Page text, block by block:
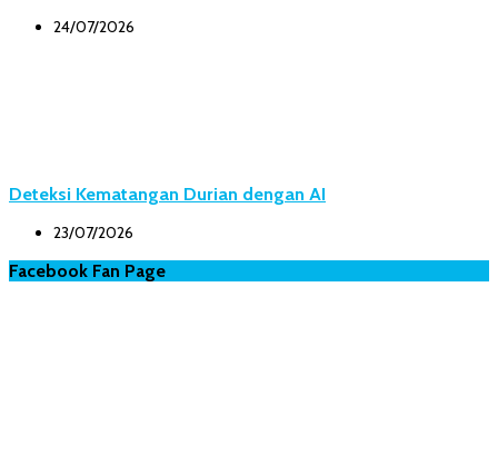
24/07/2026
Deteksi Kematangan Durian dengan AI
23/07/2026
Facebook Fan Page